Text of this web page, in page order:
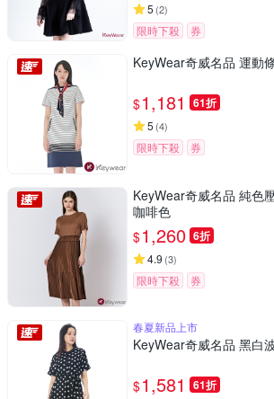
5 (2)
限時下殺 券
KeyWear奇威名品 運動
$1,181 61折
5 (4)
限時下殺 券
KeyWear奇威名品 純色
咖啡色
$1,260 6折
4.9 (3)
限時下殺 券
春夏新品上市
KeyWear奇威名品 黑白
$1,581 61折